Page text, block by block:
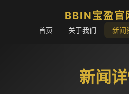
BBIN宝盈官
首页 关于我们 新闻
新闻